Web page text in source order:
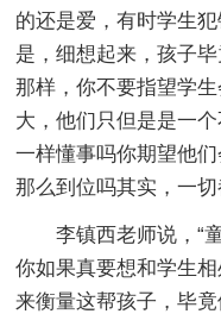
的还是爱，有时学生
是，细想起来，孩子
那样，你不要指望学
大，他们只但是是一
一样懂事吗你期望他
那么到位吗其实，一切
李镇西老师说，“
你如果真要想和学生
来衡量这帮孩子，毕